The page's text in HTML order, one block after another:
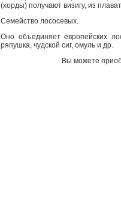
(хорды) получают визигу, из
Семейство лососевых.
Оно объединяет европейских
ряпушка, чудской сиг, омуль и др.
Вы можете